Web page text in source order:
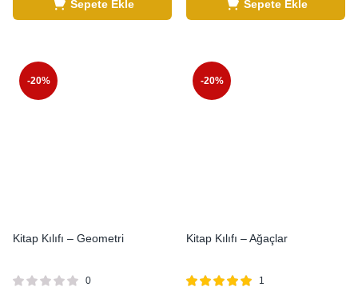
Sepete Ekle Sepete Ekle
-20%
Kitap Kılıfı – Geometri
0
-20%
Kitap Kılıfı – Ağaçlar
1